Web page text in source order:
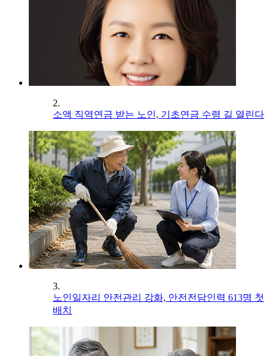
2.
소액 직역연금 받는 노인, 기초연금 수령 길 열린다
3.
노인일자리 안전관리 강화, 안전전담인력 613명 첫
배치